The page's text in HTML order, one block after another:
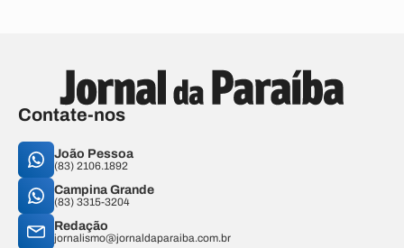
Contate-nos
João Pessoa
(83) 2106.1892
Campina Grande
(83) 3315-3204
Redação
jornalismo@jornaldaparaiba.com.br